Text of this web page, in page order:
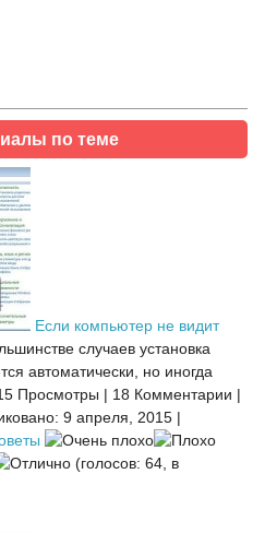
по теме
Если компьютер не видит
случаев установка
автоматически, но иногда
Просмотры | 18 Комментарии |
9 апреля, 2015 |
(голосов: 64, в